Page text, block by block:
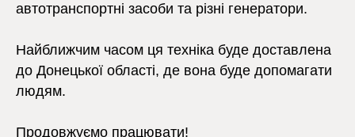
автотранспортні засоби та різні генератори.
Найближчим часом ця техніка буде доставлена
до Донецької області, де вона буде допомагати
людям.
Продовжуємо працювати!